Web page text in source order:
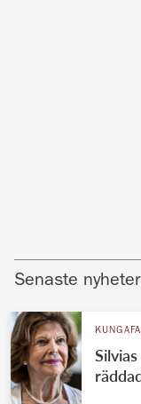
Senaste nyheter